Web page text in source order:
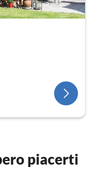
piacerti